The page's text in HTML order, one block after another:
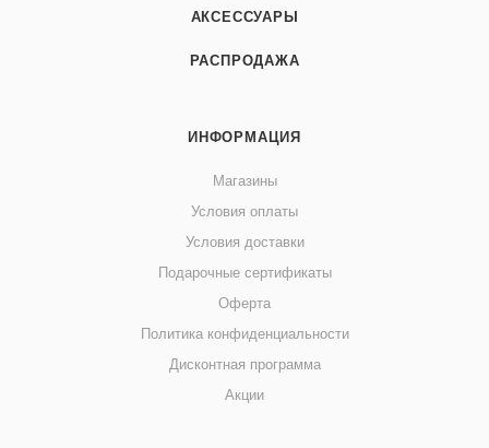
АКСЕССУАРЫ
РАСПРОДАЖА
ИНФОРМАЦИЯ
Магазины
Условия оплаты
Условия доставки
Подарочные сертификаты
Оферта
Политика конфиденциальности
Дисконтная программа
Акции